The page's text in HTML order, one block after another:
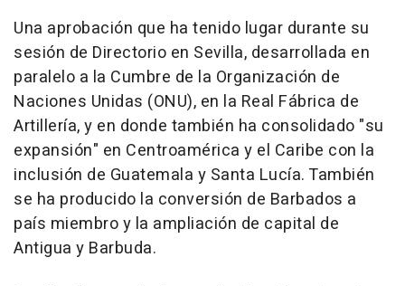
Una aprobación que ha tenido lugar durante su
sesión de Directorio en Sevilla, desarrollada en
paralelo a la Cumbre de la Organización de
Naciones Unidas (ONU), en la Real Fábrica de
Artillería, y en donde también ha consolidado "su
expansión" en Centroamérica y el Caribe con la
inclusión de Guatemala y Santa Lucía. También
se ha producido la conversión de Barbados a
país miembro y la ampliación de capital de
Antigua y Barbuda.